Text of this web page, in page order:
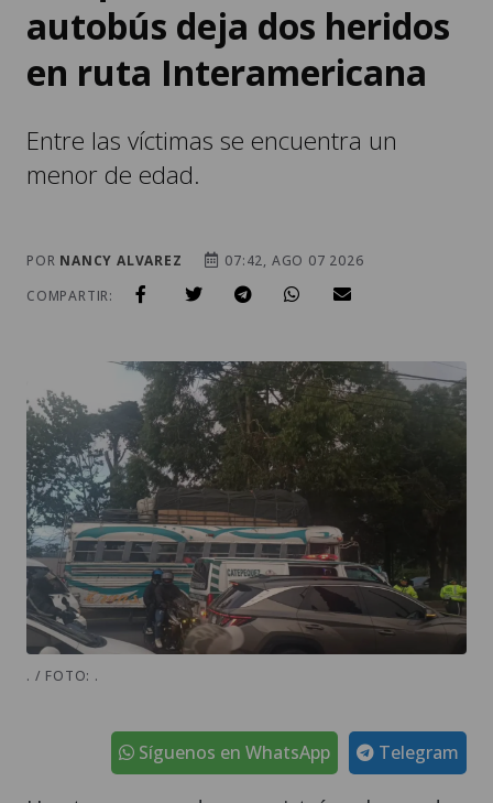
autobús deja dos heridos
en ruta Interamericana
Entre las víctimas se encuentra un
menor de edad.
POR NANCY ALVAREZ
07:42, AGO 07 2026
COMPARTIR:
. / FOTO: .
Telegram
Síguenos en WhatsApp